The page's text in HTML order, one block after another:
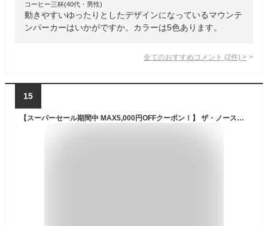
コーヒー三杯(40代・男性)
動きやすいゆったりとしたデザインになっているマウンテ
ンパーカーはいかがですか。カラーは5色あります。
全てのおすすめコメント (2件) >
15
【スーパーセール期間中 MAX5,000円OFFクーポン！】 ザ・ノース・フェイス THE NORTH FACE アウトドア コンパクトジャケット レディース Compact Jacket トップス シェルジャケット キャンプ 撥水 フード 軽量 防風 静電ケア スタッフサック付 NPW72230 K